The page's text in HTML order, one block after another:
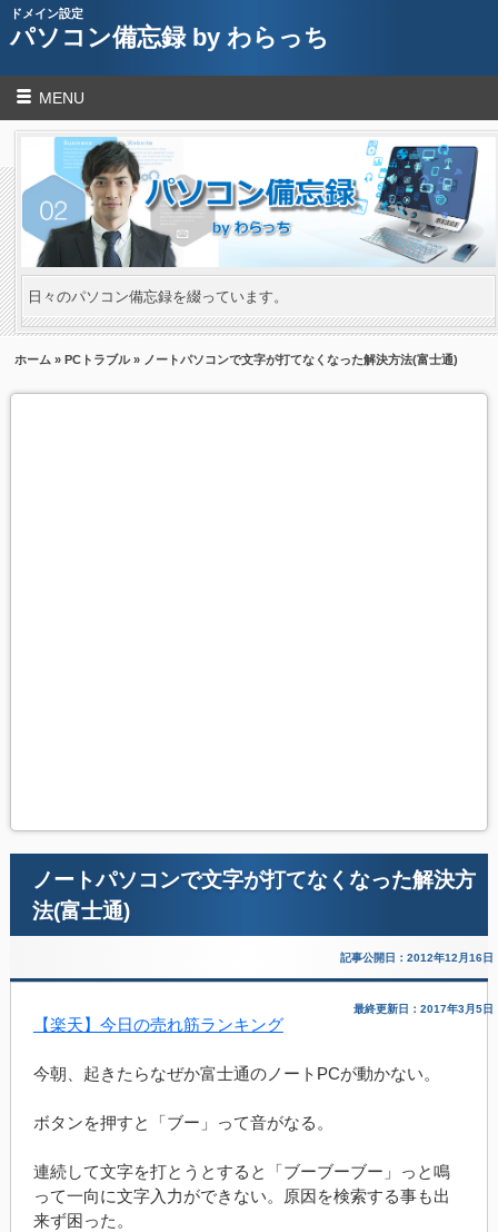
ドメイン設定
パソコン備忘録 by わらっち
MENU
日々のパソコン備忘録を綴っています。
ホーム » PCトラブル» ノートパソコンで文字が打てなくなった解決方法(富士通)
ノートパソコンで文字が打てなくなった解決方
法(富士通)
記事公開日：2012年12月16日
最終更新日：2017年3月5日
【楽天】今日の売れ筋ランキング
今朝、起きたらなぜか富士通のノートPCが動かない。
ボタンを押すと「ブー」って音がなる。
連続して文字を打とうとすると「ブーブーブー」っと鳴
って一向に文字入力ができない。原因を検索する事も出
来ず困った。